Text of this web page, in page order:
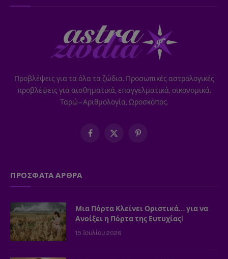
Προβλέψεις για τα όλα τα ζώδια. Προσωπικές αστρολογικές
προβλέψεις για αισθηματικά, επαγγελματικά, οικονομικά.
Ταρώ – Αριθμολογία, Ωροσκόπος.
Facebook
X
Pinterest
ΠΡΟΣΦΑΤΑ ΑΡΘΡΑ
Μια Πόρτα Κλείνει Οριστικά… για να
Ανοίξει η Πόρτα της Ευτυχίας!
15 Ιουλίου 2026